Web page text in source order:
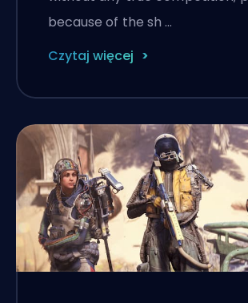
because of the sh …
Czytaj więcej